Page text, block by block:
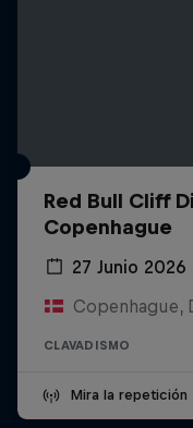
Red Bull Cliff
Copenhague
27 Junio 2026
Copenhague,
CLAVADISMO
Mira la repetición